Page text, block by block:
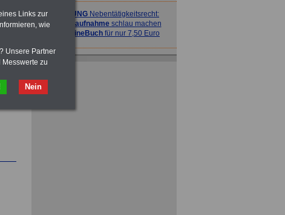
ACHTUNG Nebentätigkeitsrecht:
vor Jobaufnahmeschlau machen
OnlineBuch für nur 7,50 Euro
ACHTUNG
Links zur
wie
Unsere Partner
zu
Nein